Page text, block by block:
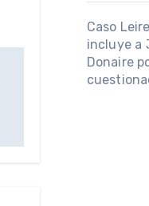
Caso
incluye a
Donaire